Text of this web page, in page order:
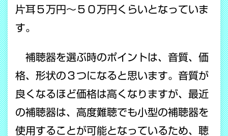
片耳５万円～５０万円くらいとなっていま
す。
補聴器を選ぶ時のポイントは、音質、価
格、形状の３つになると思います。音質が
良くなるほど価格は高くなりますが、最近
の補聴器は、高度難聴でも小型の補聴器を
使用することが可能となっているため、聴